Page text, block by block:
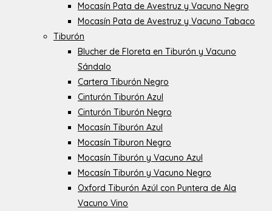
Mocasín Pata de Avestruz y Vacuno Negro
Mocasín Pata de Avestruz y Vacuno Tabaco
Tiburón
Blucher de Floreta en Tiburón y Vacuno
Sándalo
Cartera Tiburón Negro
Cinturón Tiburón Azul
Cinturón Tiburón Negro
Mocasín Tiburón Azul
Mocasín Tiburon Negro
Mocasín Tiburón y Vacuno Azul
Mocasín Tiburón y Vacuno Negro
Oxford Tiburón Azúl con Puntera de Ala
Vacuno Vino